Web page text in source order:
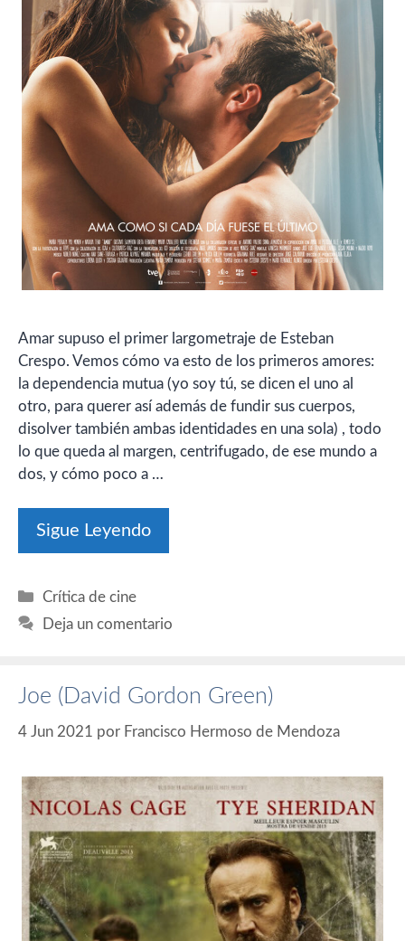
Amar supuso el primer largometraje de Esteban
Crespo. Vemos cómo va esto de los primeros amores:
la dependencia mutua (yo soy tú, se dicen el uno al
otro, para querer así además de fundir sus cuerpos,
disolver también ambas identidades en una sola) , todo
lo que queda al margen, centrifugado, de ese mundo a
dos, y cómo poco a …
Sigue Leyendo
Categorías
Crítica de cine
Deja un comentario
Joe (David Gordon Green)
4 Jun 2021 por Francisco Hermoso de Mendoza